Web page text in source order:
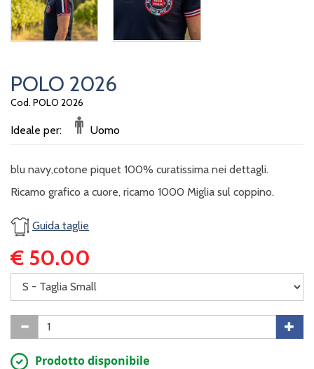
POLO 2026
Cod. POLO 2026
Ideale per: Uomo
blu navy,cotone piquet 100% curatissima nei dettagli.
Ricamo grafico a cuore, ricamo 1000 Miglia sul coppino.
Guida taglie
€ 50.00
Prodotto disponibile